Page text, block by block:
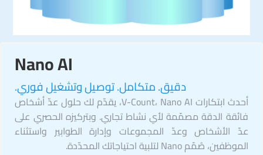
Nano AI
دقيق. متكامل. توصيل وتشغيل فوري.
أحدث ابتكارات V-Count، Nano AI، يقدّم لك حلول عدّ أشخاص
فائقة الدقة مصمّمة لأي نشاط تجاري. وبتركيزه الحصري على
عدّ الأشخاص وعدّ المجموعات وإدارة الطوابير واستثناء
الموظفين، صُمّم Nano لتلبية احتياجاتك المحدّدة.